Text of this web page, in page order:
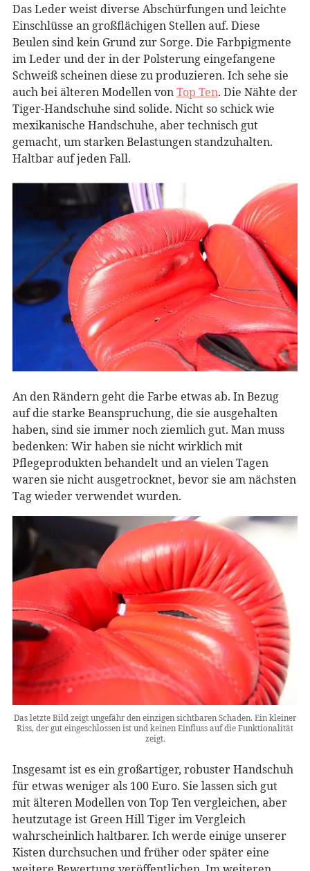
Das Leder weist diverse Abschürfungen und leichte
Einschlüsse an großflächigen Stellen auf. Diese
Beulen sind kein Grund zur Sorge. Die Farbpigmente
im Leder und der in der Polsterung eingefangene
Schweiß scheinen diese zu produzieren. Ich sehe sie
auch bei älteren Modellen von Top Ten. Die Nähte der
Tiger-Handschuhe sind solide. Nicht so schick wie
mexikanische Handschuhe, aber technisch gut
gemacht, um starken Belastungen standzuhalten.
Haltbar auf jeden Fall.
An den Rändern geht die Farbe etwas ab. In Bezug
auf die starke Beanspruchung, die sie ausgehalten
haben, sind sie immer noch ziemlich gut. Man muss
bedenken: Wir haben sie nicht wirklich mit
Pflegeprodukten behandelt und an vielen Tagen
waren sie nicht ausgetrocknet, bevor sie am nächsten
Tag wieder verwendet wurden.
Das letzte Bild zeigt ungefähr den einzigen sichtbaren Schaden. Ein kleiner
Riss, der gut eingeschlossen ist und keinen Einfluss auf die Funktionalität
zeigt.
Insgesamt ist es ein großartiger, robuster Handschuh
für etwas weniger als 100 Euro. Sie lassen sich gut
mit älteren Modellen von Top Ten vergleichen, aber
heutzutage ist Green Hill Tiger im Vergleich
wahrscheinlich haltbarer. Ich werde einige unserer
Kisten durchsuchen und früher oder später eine